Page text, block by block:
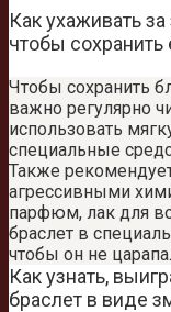
Как ухаживать
чтобы сохранить
Чтобы сохранить
важно регулярно
использовать
специальные
Также
агрессивными
парфюм, лак для
браслет в
чтобы он не
Как узнать,
браслет в виде